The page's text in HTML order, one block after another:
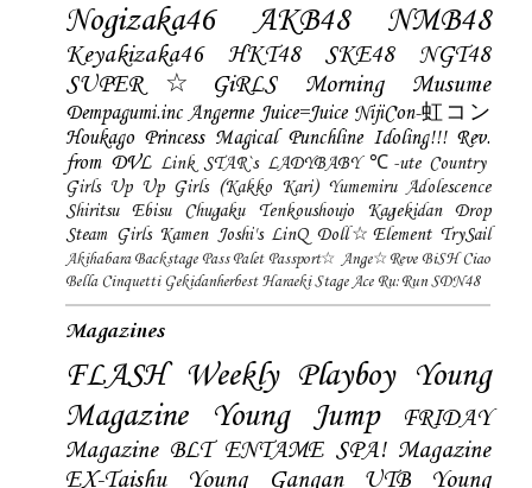
Nogizaka46 AKB48 NMB48
Keyakizaka46 HKT48 SKE48
NGT48
SUPER☆GiRLS
Morning Musume
Dempagumi.inc Angerme Juice=Juice NijiCon-虹コン
Houkago Princess Magical Punchline Idoling!!! Rev.
from DVL Link STAR`s LADYBABY ℃-ute Country
Girls Up Up Girls (Kakko Kari) Yumemiru Adolescence
Shiritsu Ebisu Chugaku
Tenkoushoujo Kagekidan
Drop
Steam Girls Kamen Joshi's LinQ Doll☆Element TrySail
Akihabara Backstage Pass Palet Passport☆ Ange☆Reve BiSH Ciao
Bella Cinquetti Gekidanherbest Haraeki Stage Ace Ru:Run SDN48
Magazines
FLASH Weekly Playboy Young
Magazine
Young Jump
FRIDAY
Magazine BLT ENTAME SPA! Magazine
EX-Taishu
Young Gangan UTB Young